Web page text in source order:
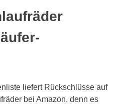
liefert Rückschlüsse auf
bei Amazon, denn es